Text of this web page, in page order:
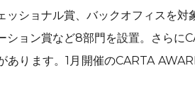
ッショナル賞、バックオフィスを
ション賞など8部門を設置。さらに
あります。1月開催のCARTA